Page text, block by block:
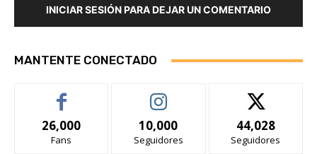
INICIAR SESIÓN PARA DEJAR UN COMENTARIO
MANTENTE CONECTADO
26,000
Fans
10,000
Seguidores
44,028
Seguidores